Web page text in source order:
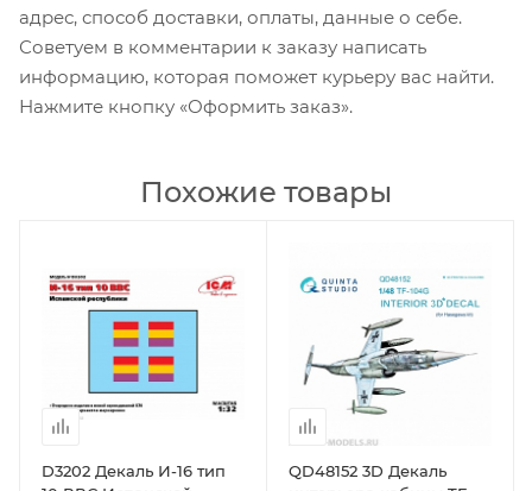
адрес, способ доставки, оплаты, данные о себе.
Советуем в комментарии к заказу написать
информацию, которая поможет курьеру вас найти.
Нажмите кнопку «Оформить заказ».
Похожие товары
D3202 Декаль И-16 тип
QD48152 3D Декаль